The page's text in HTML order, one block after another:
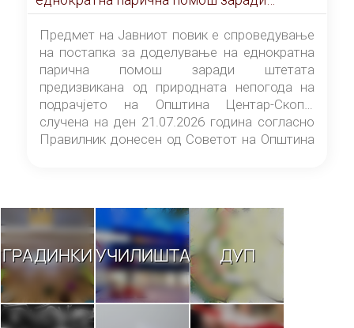
штетата предизвикана од природната
непогода на подрачјето на Општина
Центар-Скопје случена на ден 21.07.2026
година
Предмет на Јавниот повик е спроведување
на постапка за доделување на еднократна
парична помош заради штетата
предизвикана од природната непогода на
подрачјето на Општина Центар-Скопје
случена на ден 21.07.2026 година согласно
Правилник донесен од Советот на Општина
ГРАДИНКИУЧИЛИШТА ДУП